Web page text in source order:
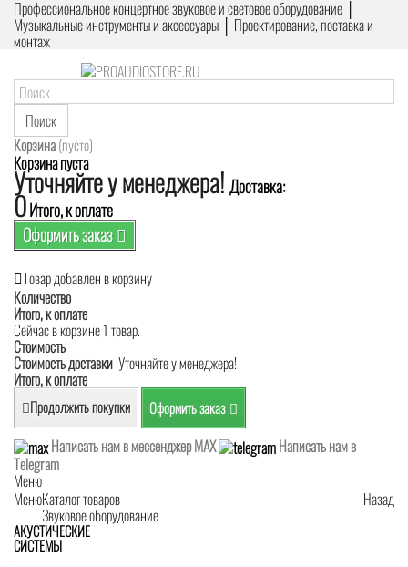
Профессиональное концертное звуковое и световое оборудование │
Музыкальные инструменты и аксессуары │ Проектирование, поставка и
монтаж
Поиск
Корзина(пусто)
Корзина пуста
Уточняйте у менеджера! Доставка:
0Итого, к оплате
Оформить заказ
Товар добавлен в корзину
Количество
Итого, к оплате
Сейчас в корзине 1 товар.
Стоимость
Стоимость доставки Уточняйте у менеджера!
Итого, к оплате
Продолжить покупки Оформить заказ
Написать нам в мессенджер MAX
Написать нам в
Telegram
Меню
Меню
Назад
Каталог товаров
Звуковое оборудование
АКУСТИЧЕСКИЕ
СИСТЕМЫ